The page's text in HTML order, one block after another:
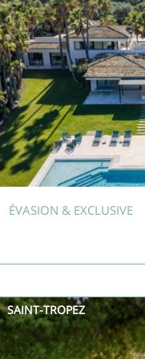
ÉVASION & EXCLUSIVE
SAINT-TROPEZ